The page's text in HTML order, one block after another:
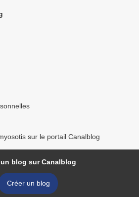
sur le portail Canalblog
un blog sur Canalblog
Créer un blog